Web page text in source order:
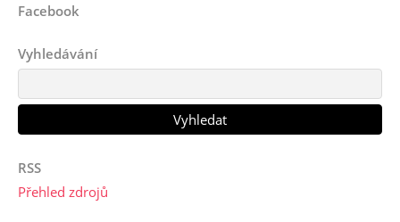
Facebook
Vyhledávání
RSS
Přehled zdrojů